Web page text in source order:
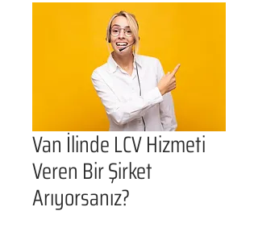
Van İlinde LCV Hizmeti
Veren Bir Şirket
Arıyorsanız?